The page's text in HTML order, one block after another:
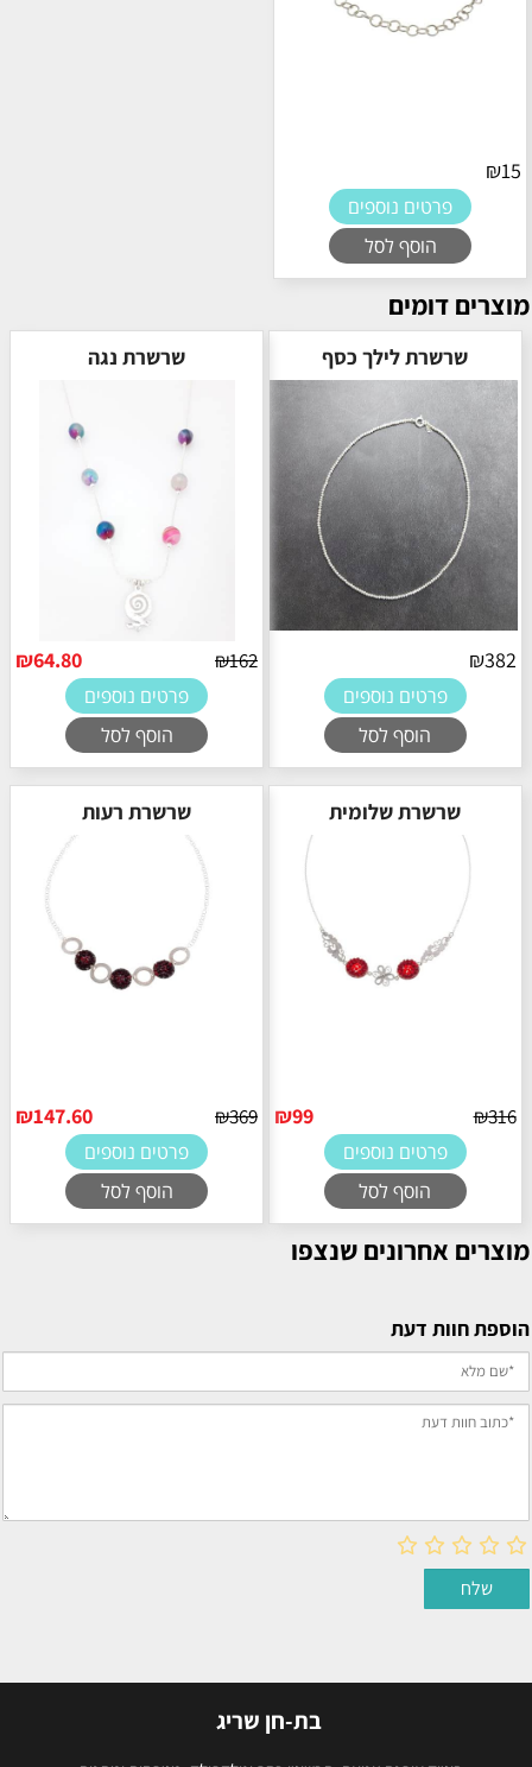
₪15
פרטים נוספים
הוסף לסל
מוצרים דומים
שרשרת לילך כסף
₪382
פרטים נוספים
הוסף לסל
שרשרת נגה
₪162
₪64.80
פרטים נוספים
הוסף לסל
שרשרת שלומית
₪316
₪99
פרטים נוספים
הוסף לסל
שרשרת רעות
₪369
₪147.60
פרטים נוספים
הוסף לסל
מוצרים אחרונים שנצפו
הוספת חוות דעת
בת-חן שריג